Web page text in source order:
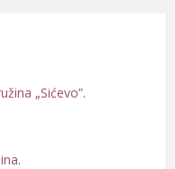
„Sićevo”.